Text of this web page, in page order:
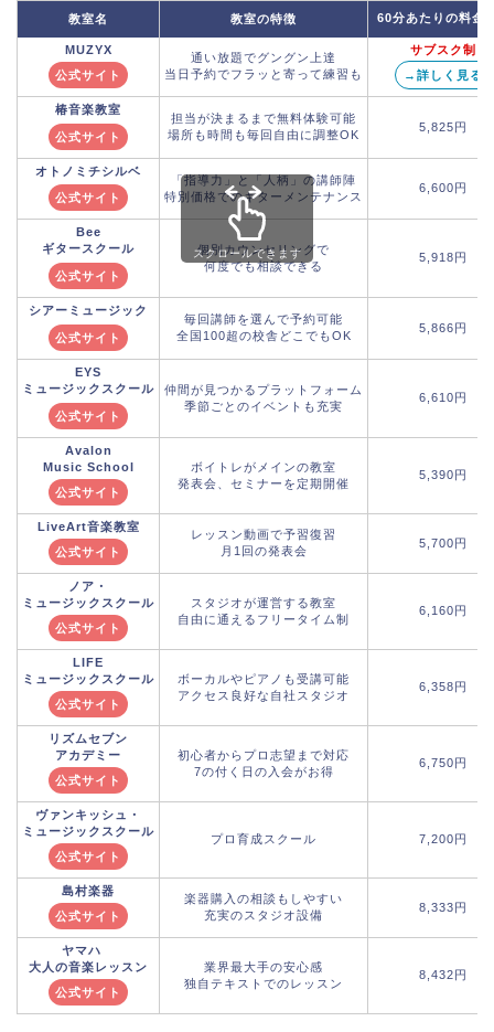
教室名 教室の特徴 60分あたりの料金
MUZYX
公式サイト
通い放題でグングン上達
当日予約でフラッと寄って練習も
サブスク制
→詳しく見る
椿音楽教室
公式サイト
担当が決まるまで無料体験可能
場所も時間も毎回自由に調整OK
5,825円
オトノミチシルベ
公式サイト
「指導力」と「人柄」の講師陣
特別価格でのギターメンテナンス
6,600円
Bee
ギタースクール
公式サイト
個別カウンセリングで
何度でも相談できる
5,918円
シアーミュージック
公式サイト
毎回講師を選んで予約可能
全国100超の校舎どこでもOK
5,866円
EYS
ミュージックスクール
公式サイト
仲間が見つかるプラットフォーム
季節ごとのイベントも充実
6,610円
Avalon
Music School
公式サイト
ボイトレがメインの教室
発表会、セミナーを定期開催
5,390円
LiveArt音楽教室
公式サイト
レッスン動画で予習復習
月1回の発表会
5,700円
ノア・
ミュージックスクール
公式サイト
スタジオが運営する教室
自由に通えるフリータイム制
6,160円
LIFE
ミュージックスクール
公式サイト
ボーカルやピアノも受講可能
アクセス良好な自社スタジオ
6,358円
リズムセブン
アカデミー
公式サイト
初心者からプロ志望まで対応
7の付く日の入会がお得
6,750円
ヴァンキッシュ・
ミュージックスクール
公式サイト
プロ育成スクール 7,200円
島村楽器
公式サイト
楽器購入の相談もしやすい
充実のスタジオ設備
8,333円
ヤマハ
大人の音楽レッスン
公式サイト
業界最大手の安心感
独自テキストでのレッスン
8,432円
スクロールできます